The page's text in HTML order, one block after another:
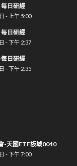
日研經
- 上午 5:00
日研經
- 下午 2:37
日研經
- 下午 2:35
-天國ETF板城0040
- 下午 7:00